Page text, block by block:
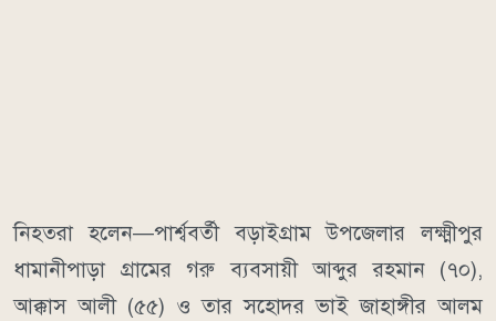
নিহতরা হলেন—পার্শ্ববর্তী বড়াইগ্রাম উপজেলার লক্ষ্মীপুর
ধামানীপাড়া গ্রামের গরু ব্যবসায়ী আব্দুর রহমান (৭০),
আক্কাস আলী (৫৫) ও তার সহোদর ভাই জাহাঙ্গীর আলম